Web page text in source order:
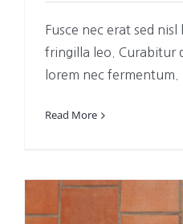
Fusce nec erat sed
fringilla leo. Curabitur
lorem nec fermentum.
Read More